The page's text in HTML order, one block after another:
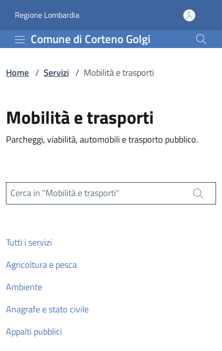
Servizi | Comune di
Regione Lombardia(apre in un'altra scheda).
Comune di Corteno Golgi
Home / Servizi / Mobilità e trasporti
Mobilità e trasporti
Parcheggi, viabilità, automobili e trasporto pubblico.
Cerca in "Mobilità e trasporti"
Cerca
Tutti i servizi
Agricoltura e pesca
Ambiente
Anagrafe e stato civile
Appalti pubblici